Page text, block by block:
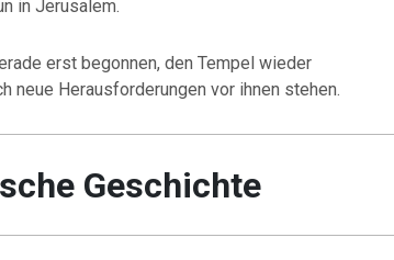
in Jerusalem.
erst begonnen, den Tempel wieder
neue Herausforderungen vor ihnen stehen.
Geschichte